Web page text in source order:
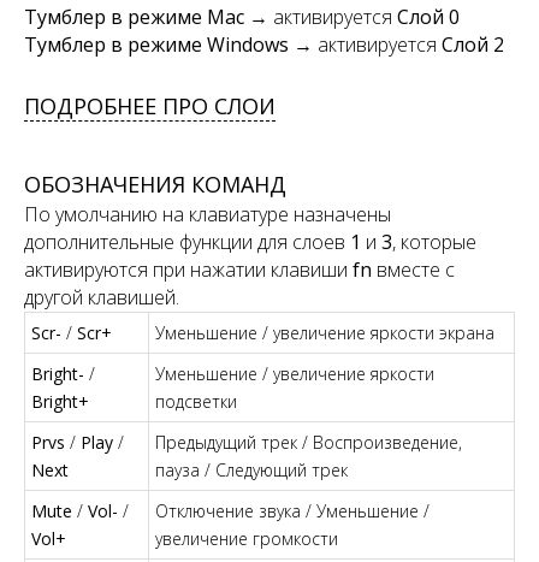
Тумблер в режиме Mac → активируется Слой 0
Тумблер в режиме Windows → активируется Слой 2
ПОДРОБНЕЕ ПРО СЛОИ
ОБОЗНАЧЕНИЯ КОМАНД
По умолчанию на клавиатуре назначены
дополнительные функции для слоев 1 и 3, которые
активируются при нажатии клавиши fn вместе с
другой клавишей.
Scr- / Scr+
Уменьшение / увеличение яркости экрана
Bright- /
Bright+
Уменьшение / увеличение яркости
подсветки
Prvs / Play /
Next
Предыдущий трек / Воспроизведение,
пауза / Следующий трек
Mute / Vol- /
Vol+
Отключение звука / Уменьшение /
увеличение громкости